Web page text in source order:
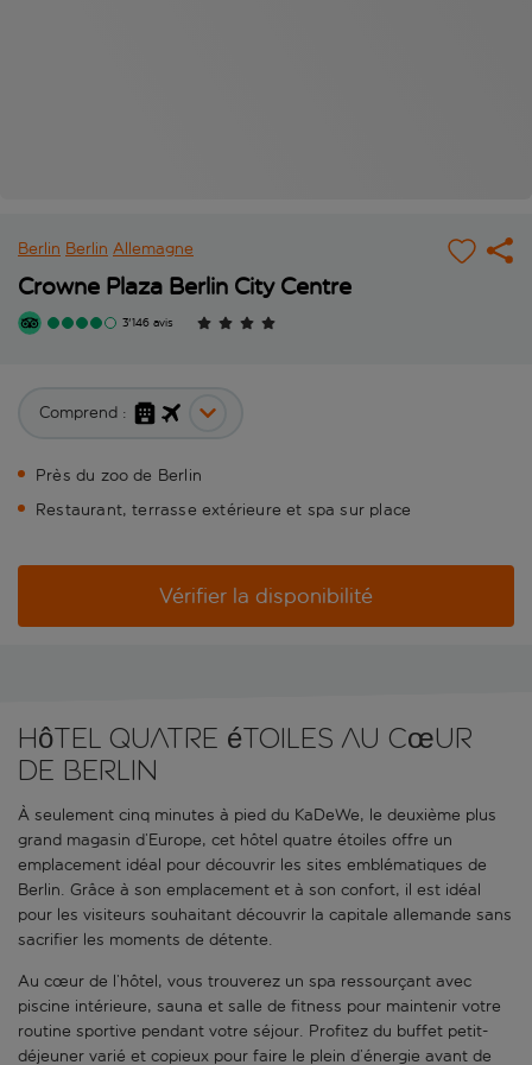
Berlin Berlin Allemagne
Crowne Plaza Berlin City Centre
3'146 avis
Comprend :
Près du zoo de Berlin
Restaurant, terrasse extérieure et spa sur place
Vérifier la disponibilité
Hôtel quatre étoiles au cœur
de Berlin
À seulement cinq minutes à pied du KaDeWe, le deuxième plus
grand magasin d’Europe, cet hôtel quatre étoiles offre un
emplacement idéal pour découvrir les sites emblématiques de
Berlin. Grâce à son emplacement et à son confort, il est idéal
pour les visiteurs souhaitant découvrir la capitale allemande sans
sacrifier les moments de détente.
Au cœur de l’hôtel, vous trouverez un spa ressourçant avec
piscine intérieure, sauna et salle de fitness pour maintenir votre
routine sportive pendant votre séjour. Profitez du buffet petit-
déjeuner varié et copieux pour faire le plein d’énergie avant de